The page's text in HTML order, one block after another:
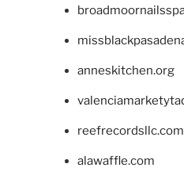
anneskitchen.org
reefrecordsllc.com
alawaffle.com